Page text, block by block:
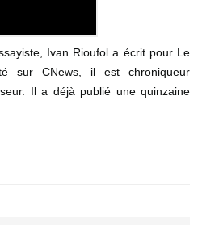
Ivan Rioufol a écrit pour Le
sur CNews, il est chroniqueur
Il a déjà publié une quinzaine